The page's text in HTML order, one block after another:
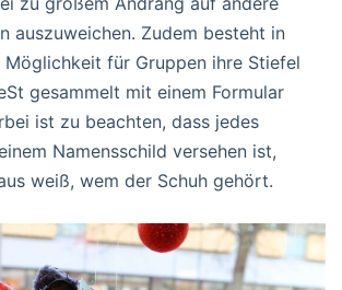
auszuweichen. Zudem besteht in
für Gruppen ihre Stiefel
gesammelt mit einem Formular
ist zu beachten, dass jedes
Namensschild versehen ist,
weiß, wem der Schuh gehört.